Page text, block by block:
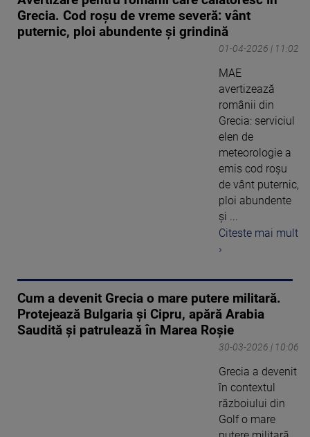
Grecia. Cod roșu de vreme severă: vânt
puternic, ploi abundente și grindină
01-04-2026 | 11:02
MAE
avertizează
românii din
Grecia: serviciul
elen de
meteorologie a
emis cod roșu
de vânt puternic,
ploi abundente
și ...
Citeste mai mult
›
Cum a devenit Grecia o mare putere militară.
Protejează Bulgaria și Cipru, apără Arabia
Saudită și patrulează în Marea Roșie
30-03-2026 | 10:06
Grecia a devenit
în contextul
războiului din
Golf o mare